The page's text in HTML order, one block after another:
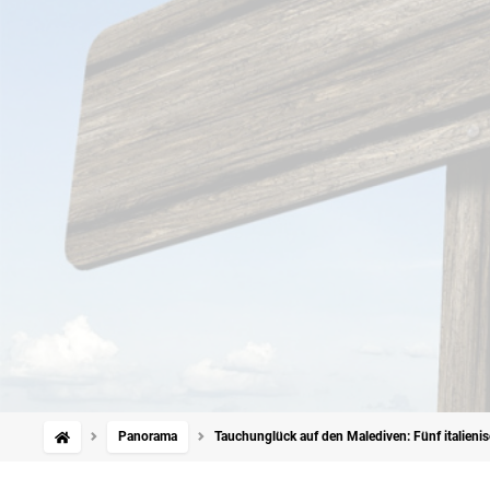
Panorama Tauchunglück auf den Malediven: Fünf